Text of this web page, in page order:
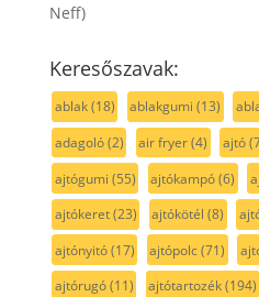
Neff)
Keresőszavak:
ablak(18) ablakgumi (13)
adagoló(2) air fryer(4) ajtó
ajtógumi (55) ajtókampó(6)
ajtókeret(23) ajtókötél (8)
ajtónyitó(17) ajtópolc(71)
ajtórugó(11) ajtótartozék(194)